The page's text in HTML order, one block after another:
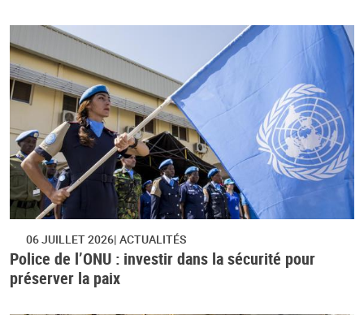
06 JUILLET 2026 ACTUALITÉS
Police de l’ONU : investir dans la sécurité pour
préserver la paix